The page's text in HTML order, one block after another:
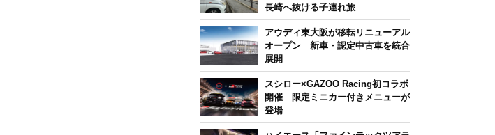
長崎へ抜ける子連れ旅
アウディ東大阪が移転リニューアル
オープン 新車・認定中古車を統合
展開
スシロー×GAZOO Racing初コラボ
開催 限定ミニカー付きメニューが
登場